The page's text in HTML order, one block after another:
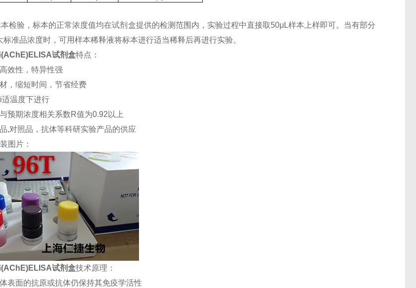
检验，标本的正常浓度值均在试剂盒提供的检测范围内，实验过程中直接取50μL样本上样即可。当有部分
准品浓度时，可用样本稀释液将标本进行适当稀释后再进行实验。
试剂盒特点：
效性，特异性强
，缩短时间，节省经费
温度下进行
预期浓度相关系数R值为0.92以上
,对照品，抗体等科研实验产品的供应
图片：
试剂盒技术原理：
表面的抗原或抗体仍保持其免疫学活性